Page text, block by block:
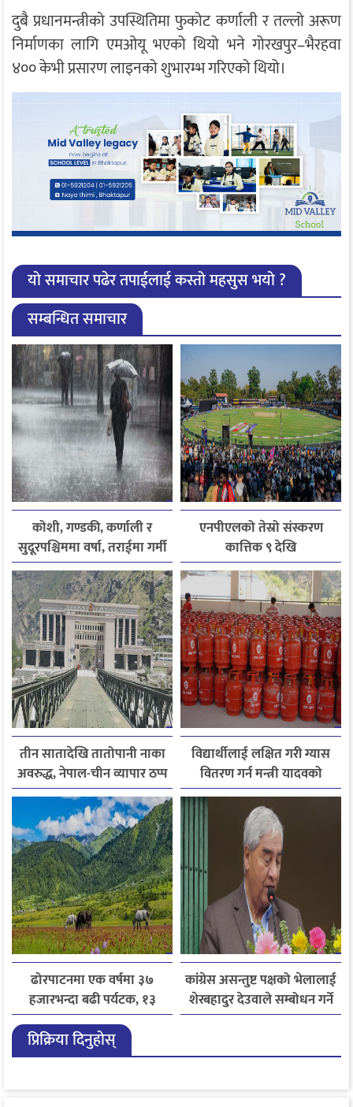
दुबै प्रधानमन्त्रीको उपस्थितिमा फुकोट कर्णाली र तल्लो अरूण
निर्माणका लागि एमओयू भएको थियो भने गोरखपुर–भैरहवा
४०० केभी प्रसारण लाइनको शुभारम्भ गरिएको थियो।
यो समाचार पढेर तपाईलाई कस्तो महसुस भयो ?
सम्बन्धित समाचार
कोशी, गण्डकी, कर्णाली र
सुदूरपश्चिममा वर्षा, तराईमा गर्मी
बढ्ने अनुमान
एनपीएलको तेस्रो संस्करण
कात्तिक ९ देखि
तीन सातादेखि तातोपानी नाका
अवरुद्ध, नेपाल-चीन व्यापार ठप्प
विद्यार्थीलाई लक्षित गरी ग्यास
वितरण गर्न मन्त्री यादवको
निर्देशन
ढोरपाटनमा एक वर्षमा ३७
हजारभन्दा बढी पर्यटक, १३
हजारले बढ्यो आगमन
कांग्रेस असन्तुष्ट पक्षको भेलालाई
शेरबहादुर देउवाले सम्बोधन गर्ने
प्रिक्रिया दिनुहोस्